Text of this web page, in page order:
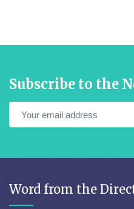
Subscribe to the
Word from the